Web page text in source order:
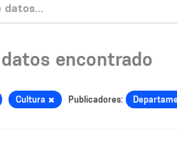
encontrado
Cultura Publicadores: